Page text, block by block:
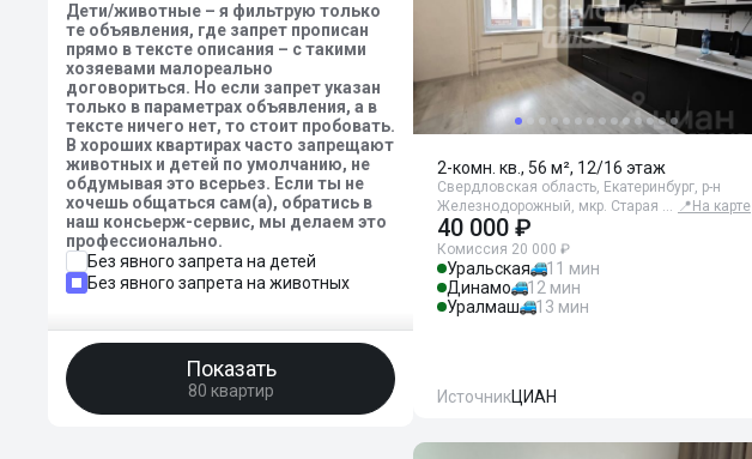
Дети/животные – я фильтрую только
те объявления, где запрет прописан
прямо в тексте описания – с такими
хозяевами малореально
договориться. Но если запрет указан
только в параметрах объявления, а в
тексте ничего нет, то стоит пробовать.
В хороших квартирах часто запрещают
животных и детей по умолчанию, не
обдумывая это всерьез. Если ты не
хочешь общаться сам(а), обратись в
наш консьерж-сервис, мы делаем это
профессионально.
Без явного запрета на детей
Без явного запрета на животных
Показать
80 квартир
2-комн. кв., 56 м², 12/16 этаж
Свердловская область, Екатеринбург, р-н
Железнодорожный, мкр. Старая … 📍 На карте
40 000 ₽
Комиссия 20 000 ₽
Уральская
11 мин
Динамо
12 мин
Уралмаш
13 мин
ИсточникЦИАН